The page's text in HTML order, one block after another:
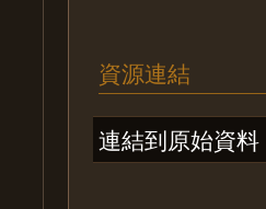
資源連結
連結到原始資料